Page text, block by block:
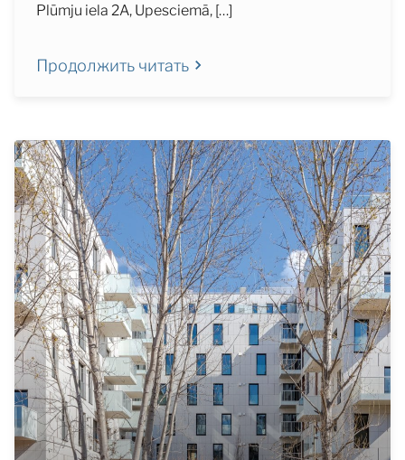
Plūmju iela 2A, Upesciemā, […]
Продолжить читать